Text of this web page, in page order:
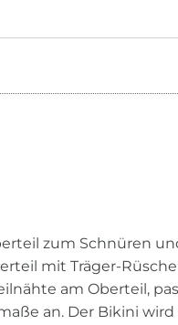
zum Schnüren
mit Träger-
am Oberteil,
an. Der Bikini wird